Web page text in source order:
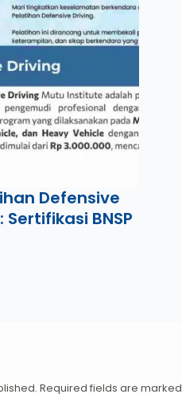
Defensive
BNSP
Required fields are